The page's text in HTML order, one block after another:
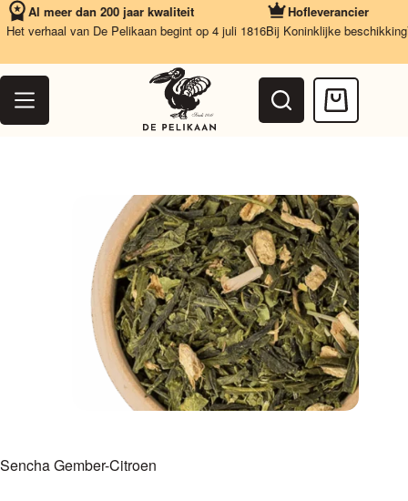
Ga
naar
inhoud
Al meer dan 200 jaar kwaliteit
verhaal van De Pelikaan begint op 4 juli 1816
Hofleverancier
Bij Koninklijke beschikking
Sencha Gember-Citroen